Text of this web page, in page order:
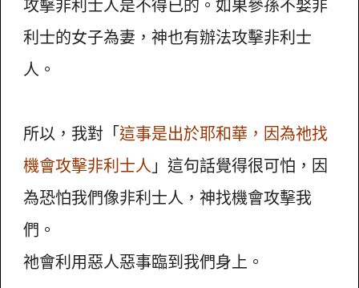
利士的女子為妻，神也有辦法攻擊非利士
人。
所以，我對「這事是出於耶和華，因為祂找
機會攻擊非利士人 」這句話覺得很可怕，因
為恐怕我們像非利士人，神找機會攻擊我
們。
祂會利用惡人惡事臨到我們身上。